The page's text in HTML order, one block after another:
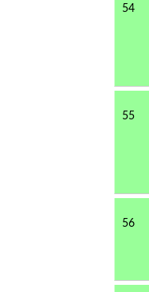
54
55
56